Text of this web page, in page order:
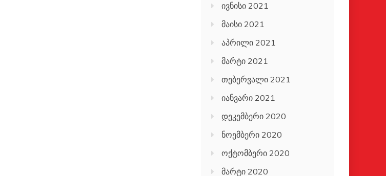
ივნისი 2021
მაისი 2021
აპრილი 2021
მარტი 2021
თებერვალი 2021
იანვარი 2021
დეკემბერი 2020
ნოემბერი 2020
ოქტომბერი 2020
მარტი 2020